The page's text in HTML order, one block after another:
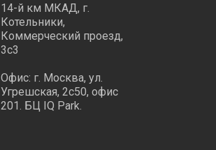
14-й км МКАД, г.
Котельники,
Коммерческий проезд,
3с3
Офис: г. Москва, ул.
Угрешская, 2с50, офис
201. БЦ IQ Park.